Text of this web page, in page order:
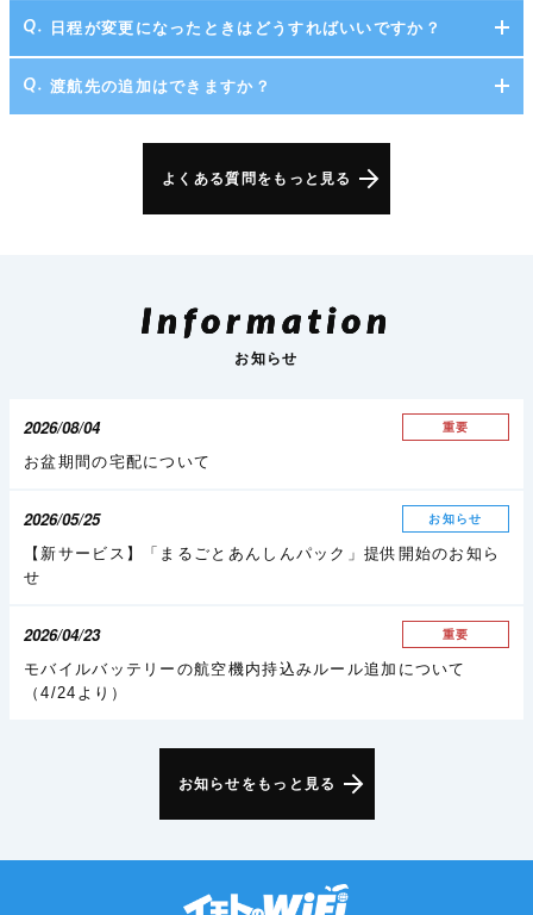
日程が変更になったときはどうすればいいですか？
渡航先の追加はできますか？
よくある質問をもっと見る
Information
お知らせ
2026/08/04 重要
お盆期間の宅配について
2026/05/25 お知らせ
【新サービス】「まるごとあんしんパック」提供開始のお知ら
せ
2026/04/23 重要
モバイルバッテリーの航空機内持込みルール追加について
（4/24より）
お知らせをもっと見る